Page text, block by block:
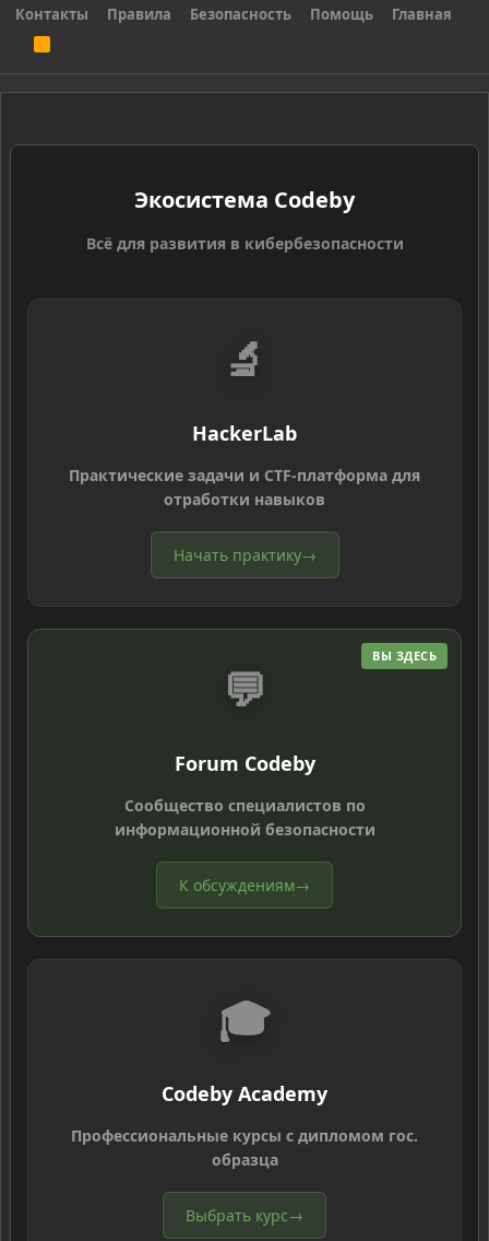
Контакты
Правила Безопасность Помощь Главная
S
Экосистема Codeby
Всё для развития в кибербезопасности
🔬
HackerLab
Практические задачи и CTF-платформа для
отработки навыков
Начать практику→
ВЫ ЗДЕСЬ
💬
Forum Codeby
Сообщество специалистов по
информационной безопасности
К обсуждениям→
🎓
Codeby Academy
Профессиональные курсы с дипломом гос.
образца
Выбрать курс→